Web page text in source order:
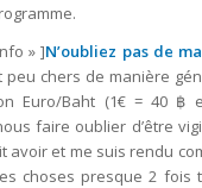
» ]N’oubliez pas de
peu chers de manière
Euro/Baht (1€ = 40 ฿
faire oublier d’être
avoir et me suis rendu
choses presque 2 fois